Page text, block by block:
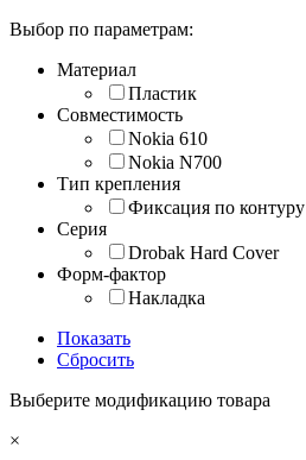
Выбор по параметрам:
Материал
Пластик
Совместимость
Nokia 610
Nokia N700
Тип крепления
Фиксация по контуру
Серия
Drobak Hard Cover
Форм-фактор
Накладка
Показать
Сбросить
Выберите модификацию товара
×